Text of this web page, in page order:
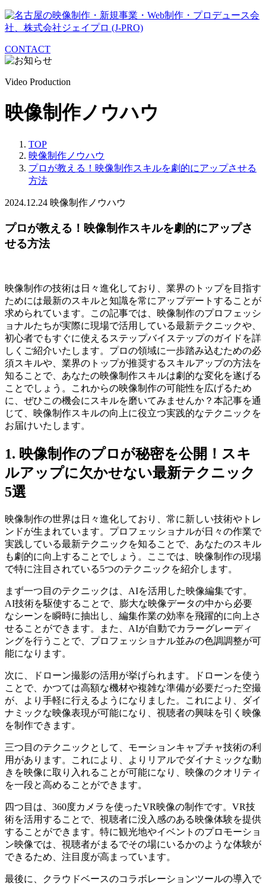
CONTACT
Video Production
映像制作ノウハウ
TOP
映像制作ノウハウ
プロが教える！映像制作スキルを劇的にアップさせる
方法
2024.12.24 映像制作ノウハウ
プロが教える！映像制作スキルを劇的にアップさ
せる方法
映像制作の技術は日々進化しており、業界のトップを目指す
ためには最新のスキルと知識を常にアップデートすることが
求められています。この記事では、映像制作のプロフェッシ
ョナルたちが実際に現場で活用している最新テクニックや、
初心者でもすぐに使えるステップバイステップのガイドを詳
しくご紹介いたします。プロの領域に一歩踏み込むための必
須スキルや、業界のトップが推奨するスキルアップの方法を
知ることで、あなたの映像制作スキルは劇的な変化を遂げる
ことでしょう。これからの映像制作の可能性を広げるため
に、ぜひこの機会にスキルを磨いてみませんか？本記事を通
じて、映像制作スキルの向上に役立つ実践的なテクニックを
お届けいたします。
1. 映像制作のプロが秘密を公開！スキ
ルアップに欠かせない最新テクニック
5選
映像制作の世界は日々進化しており、常に新しい技術やトレ
ンドが生まれています。プロフェッショナルが日々の作業で
実践している最新テクニックを知ることで、あなたのスキル
も劇的に向上することでしょう。ここでは、映像制作の現場
で特に注目されている5つのテクニックを紹介します。
まず一つ目のテクニックは、AIを活用した映像編集です。
AI技術を駆使することで、膨大な映像データの中から必要
なシーンを瞬時に抽出し、編集作業の効率を飛躍的に向上さ
せることができます。また、AIが自動でカラーグレーディ
ングを行うことで、プロフェッショナル並みの色調調整が可
能になります。
次に、ドローン撮影の活用が挙げられます。ドローンを使う
ことで、かつては高額な機材や複雑な準備が必要だった空撮
が、より手軽に行えるようになりました。これにより、ダイ
ナミックな映像表現が可能になり、視聴者の興味を引く映像
を制作できます。
三つ目のテクニックとして、モーションキャプチャ技術の利
用があります。これにより、よりリアルでダイナミックな動
きを映像に取り入れることが可能になり、映像のクオリティ
を一段と高めることができます。
四つ目は、360度カメラを使ったVR映像の制作です。VR技
術を活用することで、視聴者に没入感のある映像体験を提供
することができます。特に観光地やイベントのプロモーショ
ン映像では、視聴者がまるでその場にいるかのような体験が
できるため、注目度が高まっています。
最後に、クラウドベースのコラボレーションツールの導入で